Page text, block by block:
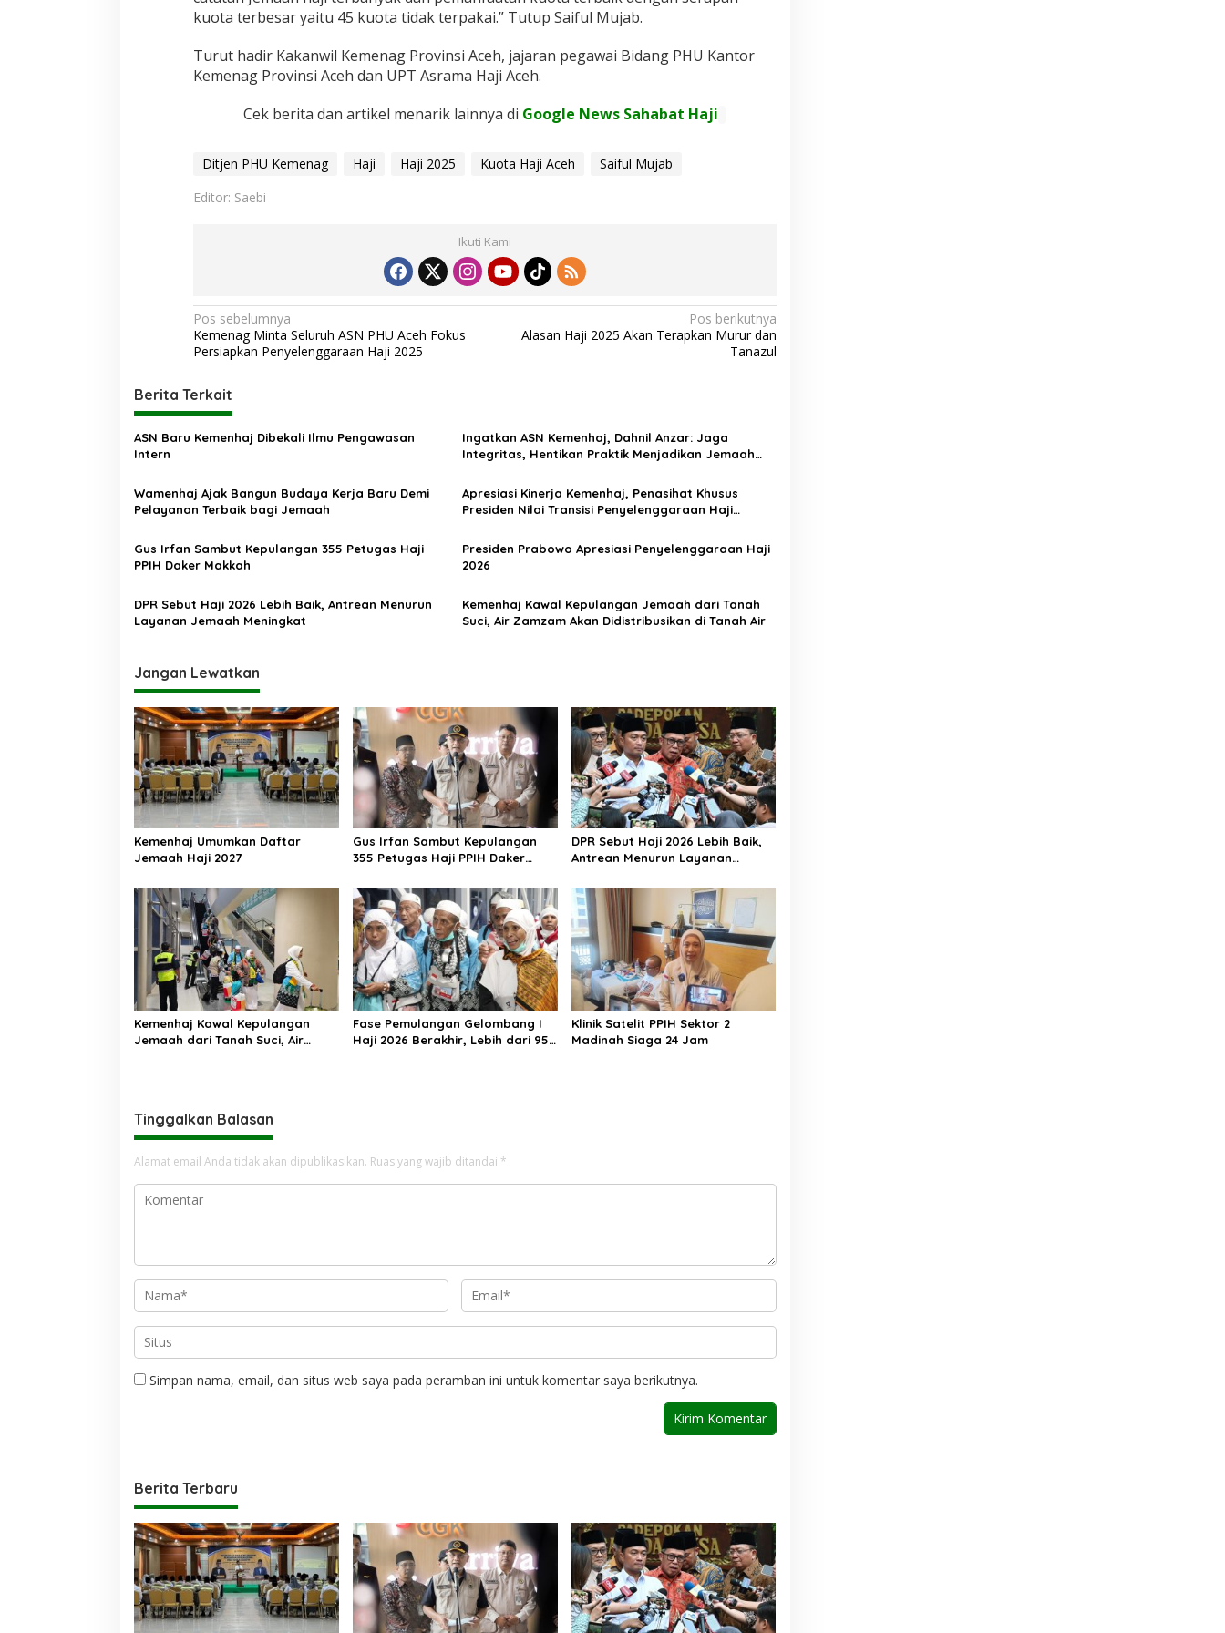
kuota terbesar yaitu 45 kuota tidak terpakai.” Tutup Saiful Mujab.
Turut hadir Kakanwil Kemenag Provinsi Aceh, jajaran pegawai Bidang PHU Kantor
Kemenag Provinsi Aceh dan UPT Asrama Haji Aceh.
Cek berita dan artikel menarik lainnya di Google News Sahabat Haji
Ditjen PHU Kemenag Haji Haji 2025 Kuota Haji Aceh
Saiful Mujab
Editor: Saebi
Ikuti Kami
N
a
i
g
a
i
o
s
Pos sebelumnya
Kemenag Minta Seluruh ASN PHU Aceh Fokus
Persiapkan Penyelenggaraan Haji 2025
Pos berikutnya
Alasan Haji 2025 Akan Terapkan Murur dan
Tanazul
Berita Terkait
ASN Baru Kemenhaj Dibekali Ilmu Pengawasan
Intern
Ingatkan ASN Kemenhaj, Dahnil Anzar: Jaga
Integritas, Hentikan Praktik Menjadikan Jemaah
Wamenhaj Ajak Bangun Budaya Kerja Baru Demi
Pelayanan Terbaik bagi Jemaah
Apresiasi Kinerja Kemenhaj, Penasihat Khusus
Presiden Nilai Transisi Penyelenggaraan Haji
Gus Irfan Sambut Kepulangan 355 Petugas Haji
PPIH Daker Makkah
Presiden Prabowo Apresiasi Penyelenggaraan Haji
2026
DPR Sebut Haji 2026 Lebih Baik, Antrean Menurun
Layanan Jemaah Meningkat
Kemenhaj Kawal Kepulangan Jemaah dari Tanah
Suci, Air Zamzam Akan Didistribusikan di Tanah Air
Jangan Lewatkan
Kemenhaj Umumkan Daftar
Jemaah Haji 2027
Gus Irfan Sambut Kepulangan
355 Petugas Haji PPIH Daker
DPR Sebut Haji 2026 Lebih Baik,
Antrean Menurun Layanan
Kemenhaj Kawal Kepulangan
Jemaah dari Tanah Suci, Air
Fase Pemulangan Gelombang I
Haji 2026 Berakhir, Lebih dari 95
Klinik Satelit PPIH Sektor 2
Madinah Siaga 24 Jam
Tinggalkan Balasan
Alamat email Anda tidak akan dipublikasikan. Ruas yang wajib ditandai *
Simpan nama, email, dan situs web saya pada peramban ini untuk komentar saya berikutnya.
Berita Terbaru